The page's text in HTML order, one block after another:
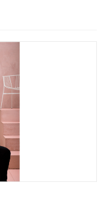
수여 받았다. 하노버국제